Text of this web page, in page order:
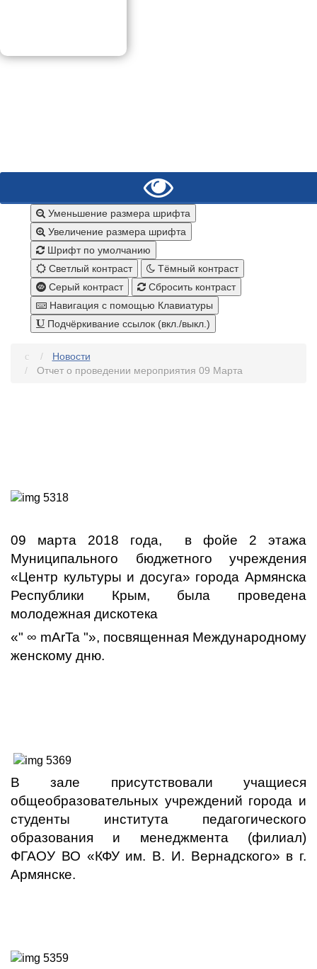
Уменьшение размера шрифта
Увеличение размера шрифта
Шрифт по умолчанию
Светлый контраст
Тёмный контраст
Серый контраст
Сбросить контраст
Навигация с помощью Клавиатуры
Подчёркивание ссылок (вкл./выкл.)
Новости
Отчет о проведении мероприятия 09 Марта
09 марта 2018 года, в фойе 2 этажа
Муниципального бюджетного учреждения
«Центр культуры и досуга» города Армянска
Республики Крым, была проведена
молодежная дискотека
«" ∞ mArTa "», посвященная Международному
женскому дню.
В зале присутствовали учащиеся
общеобразовательных учреждений города и
студенты института педагогического
образования и менеджмента (филиал)
ФГАОУ ВО «КФУ им. В. И. Вернадского» в г.
Армянске.